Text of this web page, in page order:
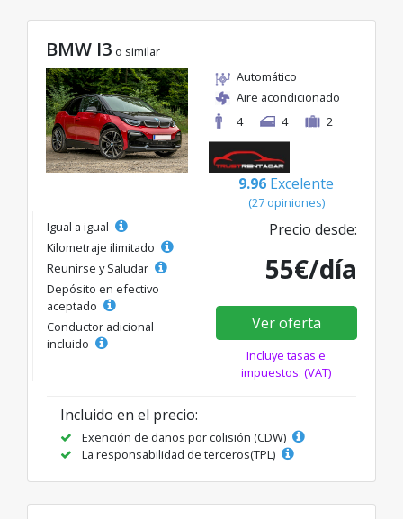
BMW I3 o similar
Automático
Aire acondicionado
4
4 2
9.96 Excelente
(27 opiniones)
Igual a igual
Kilometraje ilimitado
Reunirse y Saludar
Depósito en efectivo
aceptado
Conductor adicional
incluido
Precio desde:
55€/día
Ver oferta
Incluye tasas e
impuestos. (VAT)
Incluido en el precio:
Exención de daños por colisión (CDW)
La responsabilidad de terceros(TPL)